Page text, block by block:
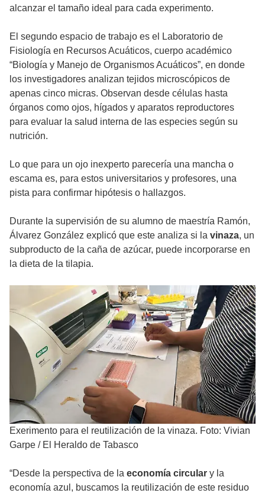
alcanzar el tamaño ideal para cada experimento.
El segundo espacio de trabajo es el Laboratorio de
Fisiología en Recursos Acuáticos, cuerpo académico
“Biología y Manejo de Organismos Acuáticos”, en donde
los investigadores analizan tejidos microscópicos de
apenas cinco micras. Observan desde células hasta
órganos como ojos, hígados y aparatos reproductores
para evaluar la salud interna de las especies según su
nutrición.
Lo que para un ojo inexperto parecería una mancha o
escama es, para estos universitarios y profesores, una
pista para confirmar hipótesis o hallazgos.
Durante la supervisión de su alumno de maestría Ramón,
Álvarez González explicó que este analiza si la vinaza, un
subproducto de la caña de azúcar, puede incorporarse en
la dieta de la tilapia.
Exerimento para el reutilización de la vinaza. Foto: Vivian
Garpe / El Heraldo de Tabasco
“Desde la perspectiva de la economía circular y la
economía azul, buscamos la reutilización de este residuo